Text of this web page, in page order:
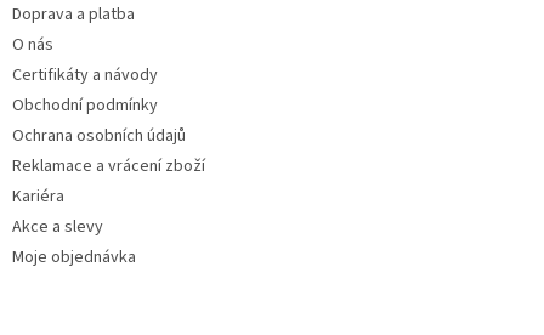
Doprava a platba
O nás
Certifikáty a návody
Obchodní podmínky
Ochrana osobních údajů
Reklamace a vrácení zboží
Kariéra
Akce a slevy
Moje objednávka